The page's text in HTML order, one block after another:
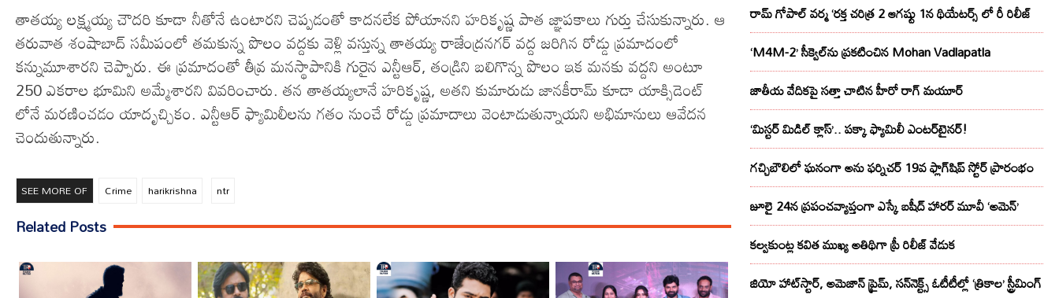
తాతయ్య లక్ష్మయ్య చౌదరి కూడా నీతోనే ఉంటారని చెప్పడంతో కాదనలేక పోయానని హరికృష్ణ పాత జ్ఞాపకాలు గుర్తు చేసుకున్నారు. ఆ
తరువాత శంషాబాద్ సమీపంలో తమకున్న పొలం వద్దకు వెళ్లి వస్తున్న తాతయ్య రాజేంద్రనగర్ వద్ద జరిగిన రోడ్డు ప్రమాదంలో
కన్నుమూశారని చెప్పారు. ఈ ప్రమాదంతో తీవ్ర మనస్థాపానికి గురైన ఎన్టీఆర్, తండ్రిని బలిగొన్న పొలం ఇక మనకు వద్దని అంటూ
250 ఎకరాల భూమిని అమ్మేశారని వివరించారు. తన తాతయ్యలానే హరికృష్ణ, అతని కుమారుడు జానకీరామ్ కూడా యాక్సిడెంట్
లోనే మరణించడం యాదృచ్చికం. ఎన్టీఆర్ ఫ్యామిలీలను గతం నుంచే రోడ్డు ప్రమాదాలు వెంటాడుతున్నాయని అభిమానులు ఆవేదన
చెందుతున్నారు.
SEE MORE OF Crime harikrishna ntr
Related Posts
రామ్ గోపాల్ వర్మ ‘రక్త చరిత్ర 2 ఆగష్టు 1న థియేటర్స్ లో రీ రిలీజ్
‘M4M-2’ సీక్వెల్‌ను ప్రకటించిన Mohan Vadlapatla
జాతీయ వేదికపై సత్తా చాటిన హీరో రాగ్ మయూర్‌
‘మిస్టర్ మిడిల్ క్లాస్’.. పక్కా ఫ్యామిలీ ఎంటర్‌టైనర్!
గచ్చిబౌలిలో ఘనంగా అను ఫర్నిచర్ 19వ ఫ్లాగ్‌షిప్ స్టోర్ ప్రారంభం
జూలై 24న ప్రపంచవ్యాప్తంగా ఎస్కే బషీద్‌ హారర్ మూవీ ‘అమెన్’
కల్వకుంట్ల కవిత ముఖ్య అతిథిగా ప్రీ రిలీజ్ వేడుక
జియో హాట్‌స్టార్, అమెజాన్ ప్రైమ్, సన్‌నెక్ట్స్ ఓటీటీల్లో ‘త్రికాల’ స్ట్రీమింగ్